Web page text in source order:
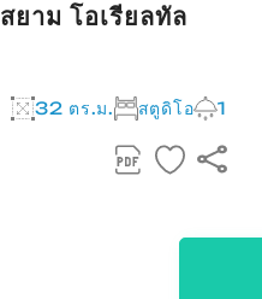
สยาม โอเรียลทัล
32 ตร.ม. สตูดิโอ 1